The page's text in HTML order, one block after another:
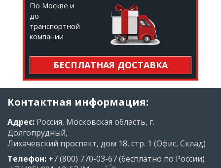
По Москве и
до
транспортной
компании
БЕСПЛАТНАЯ ДОСТАВКА
Контактная информация:
Адрес: Россия, Московская область, г.
Долгопрудный,
Лихачевский проспект, дом 18, стр. 1 (Офис, Склад)
Телефон: +7 (800) 770-03-67(бесплатно по России)